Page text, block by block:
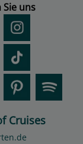
Sie uns
Cruises